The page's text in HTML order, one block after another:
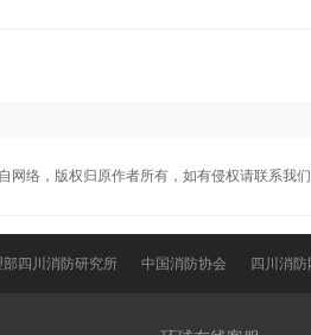
网络，版权归原作者所有，如有侵权请联系我
部四川消防研究所 中国消防协会 四川消防